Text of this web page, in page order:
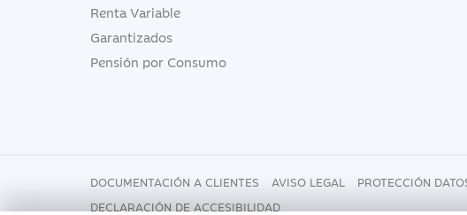
Renta Variable
Garantizados
Pensión por Consumo
DOCUMENTACIÓN A CLIENTES AVISO LEGAL PROTECCIÓN
DECLARACIÓN DE ACCESIBILIDAD